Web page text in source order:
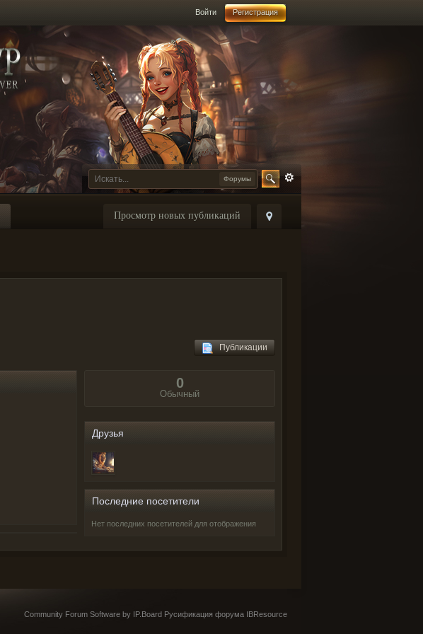
Войти Регистрация
Форумы
Просмотр новых публикаций
Публикации
0
Обычный
Друзья
Последние посетители
Нет последних посетителей для отображения
Community Forum Software by IP.Board Русификация форума IBResource